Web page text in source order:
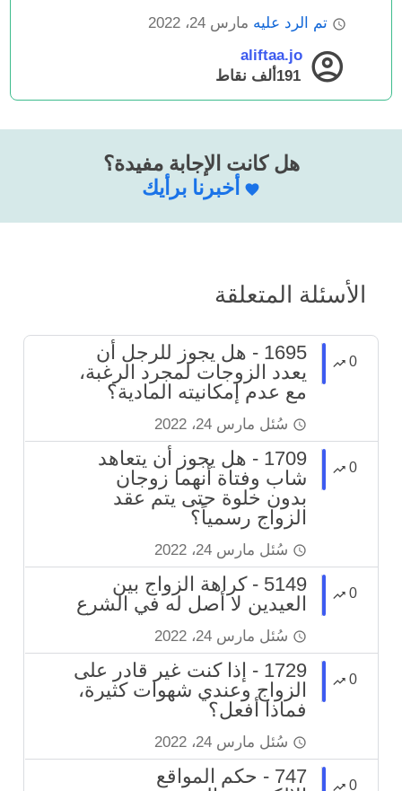
تم الرد عليه مارس 24، 2022
aliftaa.jo
191ألف
نقاط
هل كانت الإجابة مفيدة؟
أخبرنا برأيك
الأسئلة المتعلقة
0
1695 - هل يجوز للرجل أن
يعدد الزوجات لمجرد الرغبة،
مع عدم إمكانيته المادية؟
سُئل مارس 24، 2022
0
1709 - هل يجوز أن يتعاهد
شاب وفتاة أنهما زوجان
بدون خلوة حتى يتم عقد
الزواج رسمياً؟
سُئل مارس 24، 2022
0
5149 - كراهة الزواج بين
العيدين لا أصل له في الشرع
سُئل مارس 24، 2022
0
1729 - إذا كنت غير قادر على
الزواج وعندي شهوات كثيرة،
فماذا أفعل؟
سُئل مارس 24، 2022
0
747 - حكم المواقع